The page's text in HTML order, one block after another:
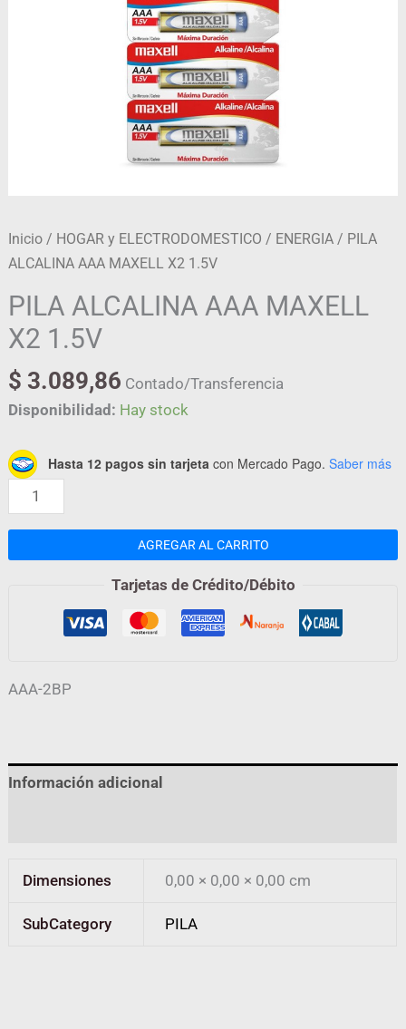
Inicio / HOGAR y ELECTRODOMESTICO / ENERGIA / PILA
ALCALINA AAA MAXELL X2 1.5V
PILA ALCALINA AAA MAXELL
X2 1.5V
$ 3.089,86 Contado/Transferencia
Disponibilidad: Hay stock
Hasta 12 pagos sin tarjeta con Mercado Pago. Saber más
AGREGAR AL CARRITO
Tarjetas de Crédito/Débito
AAA-2BP
Información adicional
Dimensiones 0,00 × 0,00 × 0,00 cm
SubCategory PILA